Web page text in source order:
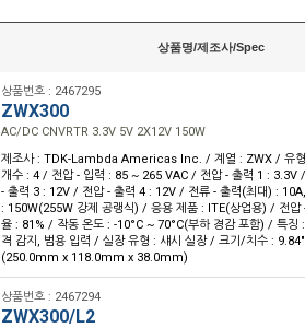
상품명/제조사/Spec
상품번호 : 2467295
ZWX300
AC/DC CNVRTR 3.3V 5V 2X12V 150W
제조사 : TDK-Lambda Americas Inc. / 계열 : ZWX / 유형
개수 : 4 / 전압 - 입력 : 85 ~ 265 VAC / 전압 - 출력 1 : 3.3V
- 출력 3 : 12V / 전압 - 출력 4 : 12V / 전류 - 출력(최대) :
: 150W(255W 강제 공랭식) / 응용 제품 : ITE(상업용) / 전
율 : 81% / 작동 온도 : -10°C ~ 70°C(부하 경감 포함) / 특
격 감지, 범용 입력 / 실장 유형 : 섀시 실장 / 크기/치수 :
(250.0mm x 118.0mm x 38.0mm)
상품번호 : 2467294
ZWX300/L2